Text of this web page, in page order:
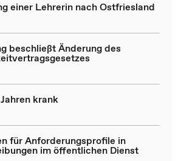
einer Lehrerin nach Ostfriesland
beschließt Änderung des
krank
für Anforderungsprofile in
im öffentlichen Dienst